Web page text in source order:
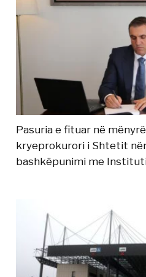
Pasuria e fituar në
kryeprokurori i Shtetit
bashkëpunimi me